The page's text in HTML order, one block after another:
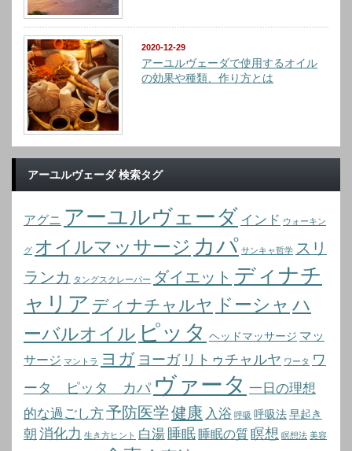
2020-12-29
アーユルヴェーダで使用するオイル
の効果や種類、作り方とは
アーユルヴェーダ 検索タグ
アグニ アーユルヴェーダ インド ウォーキン
グ オイルマッサージ カパ サンキャ哲学 スリ
ランカ タングスクレーパー ダイエット ディナチ
ャリア ディナチャルヤ ドーシャ ハ
ーバルオイル ピッタ ヘッドマッサージ マッ
サージ マントラ ヨガ ヨーガ リトゥチャルヤ ワータ ワ
ータ ピッタ カパ ヴァータ 一日の理想
的な過ごし方予防医学健康 入浴 呼吸 呼吸法 早起き
朝 消化力 生き方ヒント 白湯 睡眠 睡眠の質瞑想 瞑想法 美容